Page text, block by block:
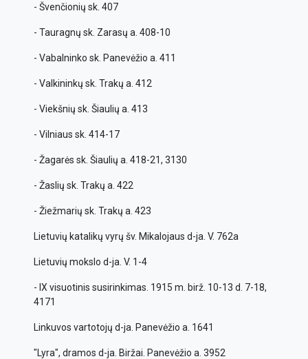
- Švenčionių sk. 407
- Tauragnų sk. Zarasų a. 408-10
- Vabalninko sk. Panevėžio a. 411
- Valkininkų sk. Trakų a. 412
- Viekšnių sk. Šiaulių a. 413
- Vilniaus sk. 414-17
- Žagarės sk. Šiaulių a. 418-21, 3130
- Žaslių sk. Trakų a. 422
- Žiežmarių sk. Trakų a. 423
Lietuvių katalikų vyrų šv. Mikalojaus d-ja. V. 762a
Lietuvių mokslo d-ja. V. 1-4
- IX visuotinis susirinkimas. 1915 m. birž. 10-13 d. 7-18,
4171
Linkuvos vartotojų d-ja. Panevėžio a. 1641
"Lyra", dramos d-ja. Biržai. Panevėžio a. 3952